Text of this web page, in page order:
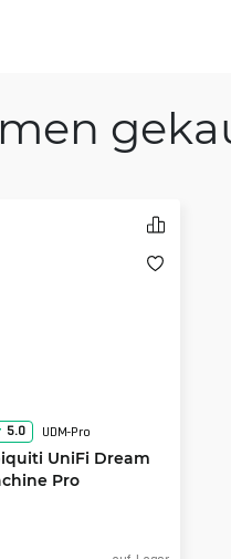
5.0 UDM-Pro
UniFi Dream
Pro